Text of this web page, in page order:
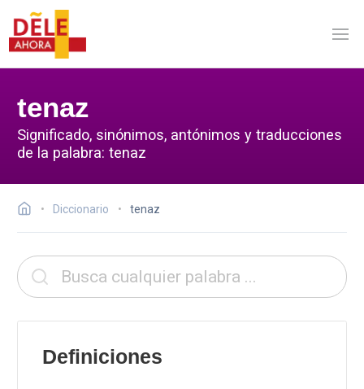
tenaz
Significado, sinónimos, antónimos y traducciones
de la palabra: tenaz
Diccionario tenaz
Definiciones